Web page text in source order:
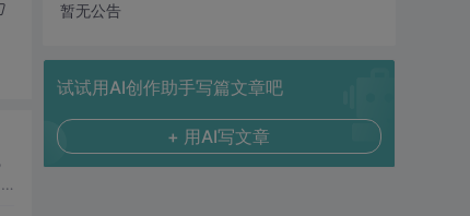
暂无公告
试试用AI创作助手写篇文章吧
+ 用AI写文章